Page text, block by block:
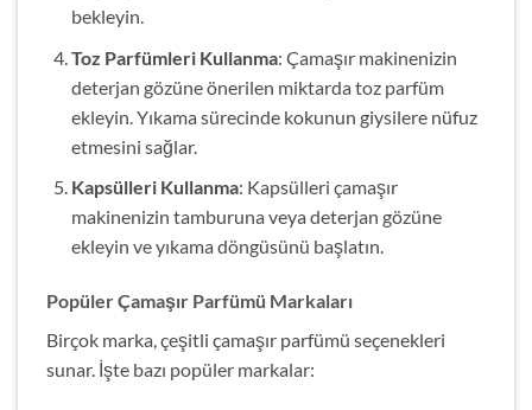
bekleyin.
Toz Parfümleri Kullanma: Çamaşır makinenizin
deterjan gözüne önerilen miktarda toz parfüm
ekleyin. Yıkama sürecinde kokunun giysilere nüfuz
etmesini sağlar.
Kapsülleri Kullanma: Kapsülleri çamaşır
makinenizin tamburuna veya deterjan gözüne
ekleyin ve yıkama döngüsünü başlatın.
Popüler Çamaşır Parfümü Markaları
Birçok marka, çeşitli çamaşır parfümü seçenekleri
sunar. İşte bazı popüler markalar: